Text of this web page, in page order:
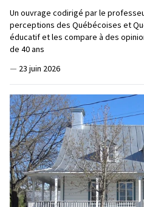
Un ouvrage codirigé par le
perceptions des Québécoises et
éducatif et les compare à des
de 40 ans
— 23 juin 2026